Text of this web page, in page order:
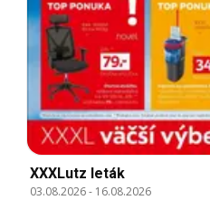
XXXLutz leták
03.08.2026- 16.08.2026